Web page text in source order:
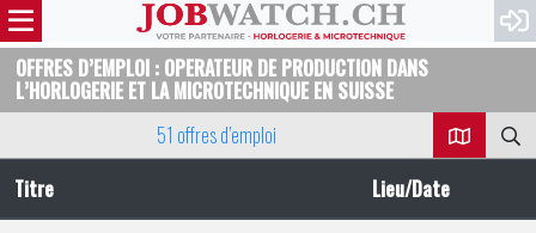
OFFRES D’EMPLOI : OPERATEUR DE PRODUCTION DANS
L’HORLOGERIE ET LA MICROTECHNIQUE EN SUISSE
51 offres d’emploi
Titre
Lieu/Date